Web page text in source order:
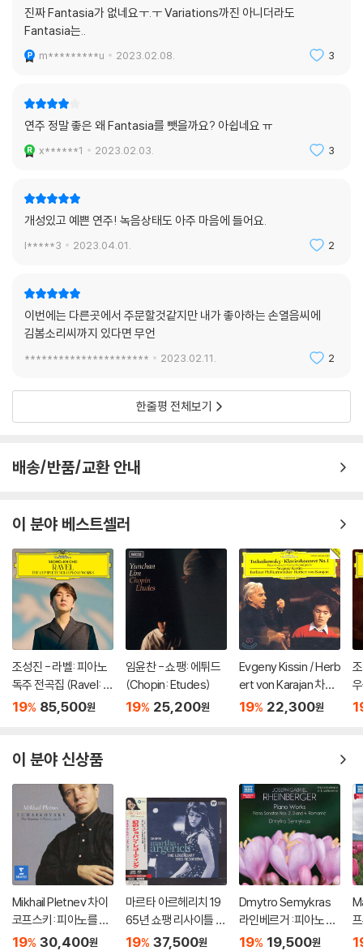
진짜 Fantasia가 없네요ㅜ.ㅜ Variations까진 아니더라도
Fantasia는..
m*********u 2023.02.08. 3
연주 정말 좋은 왜 Fantasia를 뺏을까요? 아쉽네요 ㅠ
x******1 2023.02.03. 3
개성있고 예쁜 연주! 녹음상태도 아주 마음에 들어요.
l*****3 2023.04.01. 2
이번에는 다른곳에서 주문할것같지만 내가 좋아하는 손열음씨에
김봄소리씨까지 있다면 무언
********************** 2023.02.11. 2
한줄평 전체보기
배송/반품/교환 안내
이 분야 베스트셀러
조성진 - 라벨: 피아노
독주 전곡집 (Ravel: T
he Complete Solo Pi
19% 85,500원
임윤찬 - 쇼팽: 에튀드
(Chopin: Etudes)
19% 25,200원
Evgeny Kissin / Herb
ert von Karajan 차이
코프스키: 피아노 협주
o No.1)
19% 22,300원
r
이 분야 신상품
Mikhail Pletnev 차이
코프스키: 피아노를 위
한 6개의 소품과 사계
19% 30,400원
마르타 아르헤리치 19
65년 쇼팽 리사이틀 녹
음 (Martha Argerich
19% 37,500원
Dmytro Semykras
라인베르거 :피아노 작
품 (Rheinberger: Pia
19% 19,500원